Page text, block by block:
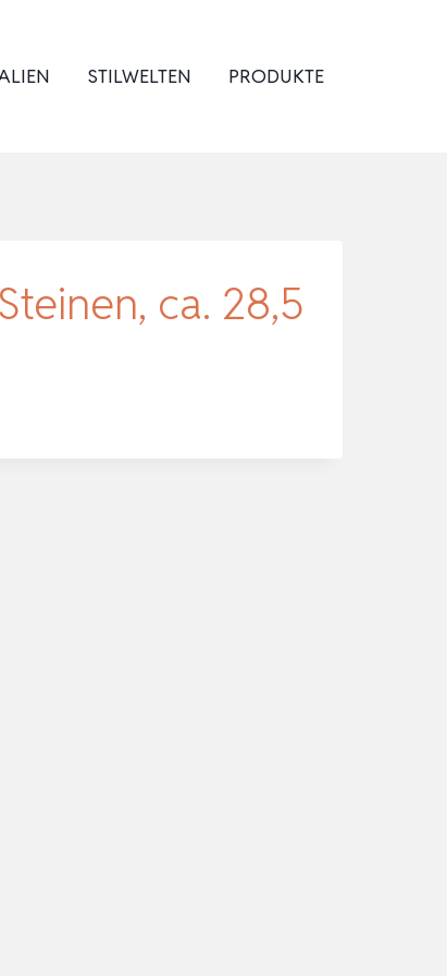
STILWELTEN PRODUKTE
ca. 28,5